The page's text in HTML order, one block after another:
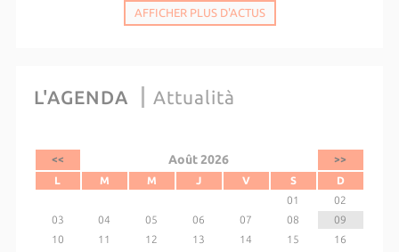
AFFICHER PLUS D'ACTUS
L'AGENDA Attualità
<< Août 2026
>>
L
M M J V S
D
01
02
03
04 05 06 07 08
09
10
11 12 13 14 15
16